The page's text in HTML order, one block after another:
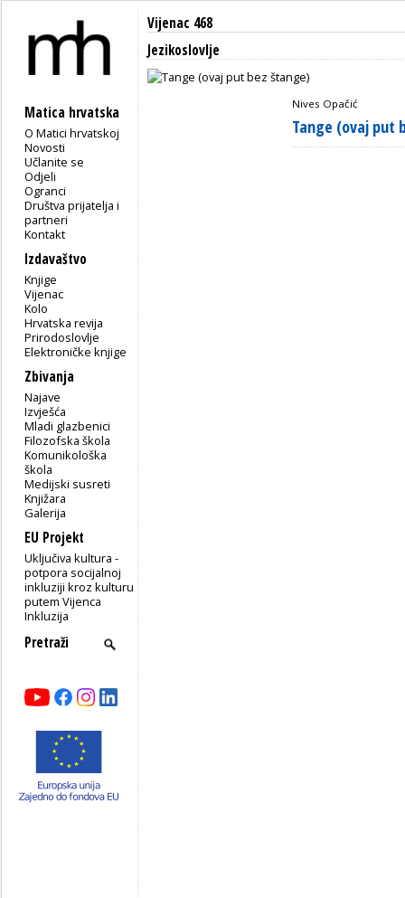
Matica hrvatska
O Matici hrvatskoj
Novosti
Učlanite se
Odjeli
Ogranci
Društva prijatelja i
partneri
Kontakt
Izdavaštvo
Knjige
Vijenac
Kolo
Hrvatska revija
Prirodoslovlje
Elektroničke knjige
Zbivanja
Najave
Izvješća
Mladi glazbenici
Filozofska škola
Komunikološka
škola
Medijski susreti
Knjižara
Galerija
EU Projekt
Uključiva kultura -
potpora socijalnoj
inkluziji kroz kulturu
putem Vijenca
Inkluzija
Vijenac 468
Jezikoslovlje
Nives Opačić
Tange (ovaj put